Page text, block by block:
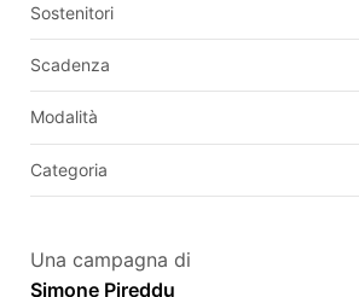
Sostenitori
Scadenza
Modalità
Categoria
Una campagna di
Simone Pireddu